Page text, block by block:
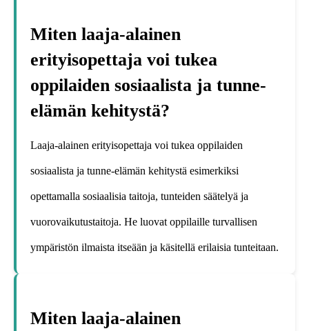
Miten laaja-alainen
erityisopettaja voi tukea
oppilaiden sosiaalista ja tunne-
elämän kehitystä?
Laaja-alainen erityisopettaja voi tukea oppilaiden
sosiaalista ja tunne-elämän kehitystä esimerkiksi
opettamalla sosiaalisia taitoja, tunteiden säätelyä ja
vuorovaikutustaitoja. He luovat oppilaille turvallisen
ympäristön ilmaista itseään ja käsitellä erilaisia tunteitaan.
Miten laaja-alainen